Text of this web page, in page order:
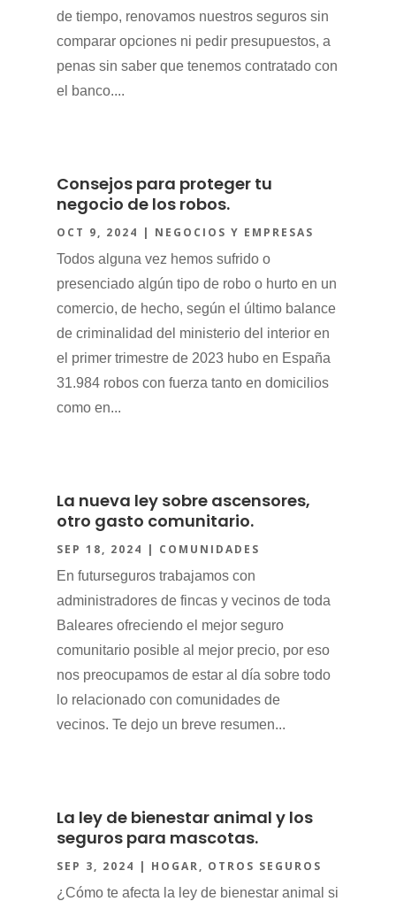
de tiempo, renovamos nuestros seguros sin
comparar opciones ni pedir presupuestos, a
penas sin saber que tenemos contratado con
el banco....
Consejos para proteger tu
negocio de los robos.
OCT 9, 2024 | NEGOCIOS Y EMPRESAS
Todos alguna vez hemos sufrido o
presenciado algún tipo de robo o hurto en un
comercio, de hecho, según el último balance
de criminalidad del ministerio del interior en
el primer trimestre de 2023 hubo en España
31.984 robos con fuerza tanto en domicilios
como en...
La nueva ley sobre ascensores,
otro gasto comunitario.
SEP 18, 2024 | COMUNIDADES
En futurseguros trabajamos con
administradores de fincas y vecinos de toda
Baleares ofreciendo el mejor seguro
comunitario posible al mejor precio, por eso
nos preocupamos de estar al día sobre todo
lo relacionado con comunidades de
vecinos. Te dejo un breve resumen...
La ley de bienestar animal y los
seguros para mascotas.
SEP 3, 2024 | HOGAR, OTROS SEGUROS
¿Cómo te afecta la ley de bienestar animal si